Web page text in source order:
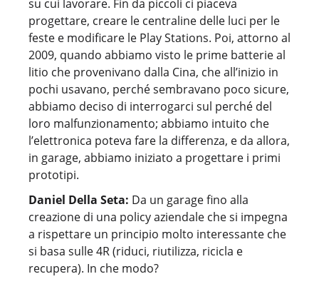
su cui lavorare. Fin da piccoli ci piaceva
progettare, creare le centraline delle luci per le
feste e modificare le Play Stations. Poi, attorno al
2009, quando abbiamo visto le prime batterie al
litio che provenivano dalla Cina, che all’inizio in
pochi usavano, perché sembravano poco sicure,
abbiamo deciso di interrogarci sul perché del
loro malfunzionamento; abbiamo intuito che
l’elettronica poteva fare la differenza, e da allora,
in garage, abbiamo iniziato a progettare i primi
prototipi.
Daniel Della Seta: Da un garage fino alla
creazione di una policy aziendale che si impegna
a rispettare un principio molto interessante che
si basa sulle 4R (riduci, riutilizza, ricicla e
recupera). In che modo?